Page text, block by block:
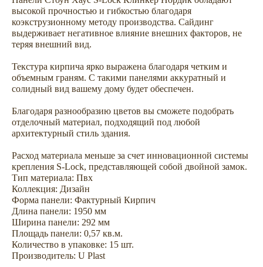
высокой прочностью и гибкостью благодаря
коэкструзионному методу производства. Сайдинг
выдерживает негативное влияние внешних факторов, не
теряя внешний вид.
Текстура кирпича ярко выражена благодаря четким и
объемным граням. С такими панелями аккуратный и
солидный вид вашему дому будет обеспечен.
Благодаря разнообразию цветов вы сможете подобрать
отделочный материал, подходящий под любой
архитектурный стиль здания.
Расход материала меньше за счет инновационной системы
крепления S-Lock, представляющей собой двойной замок.
Тип материала: Пвх
Коллекция: Дизайн
Форма панели: Фактурный Кирпич
Длина панели: 1950 мм
Ширина панели: 292 мм
Площадь панели: 0,57 кв.м.
Количество в упаковке: 15 шт.
Производитель: U Plast
Сопутствующие товары —
комплектуем сайдинг всем
необходимым для облицовки
дома